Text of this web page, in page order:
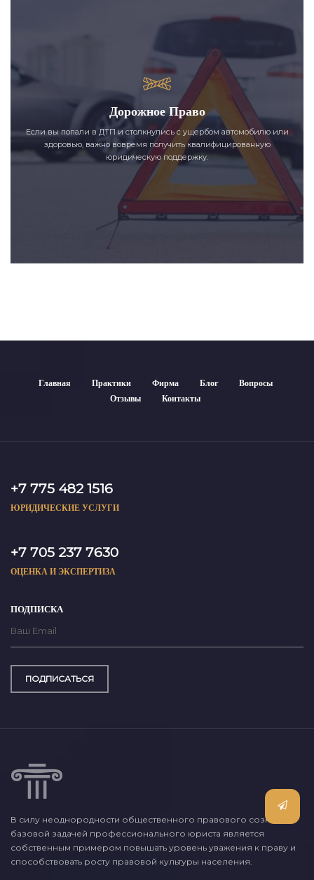
Дорожное Право
Если вы попали в ДТП и столкнулись с ущербом автомобилю или
здоровью, важно вовремя получить квалифицированную
юридическую поддержку.
Главная Практики Фирма Блог
Вопросы
Отзывы
Контакты
+7 775 482 1516
ЮРИДИЧЕСКИЕ УСЛУГИ
+7 705 237 7630
ОЦЕНКА И ЭКСПЕРТИЗА
ПОДПИСКА
ПОДПИСАТЬСЯ
В силу неоднородности общественного правового сознания,
базовой задачей профессионального юриста является
собственным примером повышать уровень уважения к праву и
способствовать росту правовой культуры населения.